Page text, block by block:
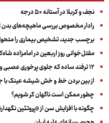
نجف و کربلا در آستانه ۵۰ درجه
رادار مخصوص بررسی ماهیچه‌های بدن
برچسب جدید، تشخیص بیماری را
مقتل‌خوانی روز اربعین در امامزاده
۱۲ ترفند ساده که جلوی پرخوری عصبی و اضافه ‌وزن را می‌گیرد
از بین بردن خط و خش شیشه عینک
چطور ممکن است ناگهان کر شویم؟
چگونه با افزایش سن از «پروتئین